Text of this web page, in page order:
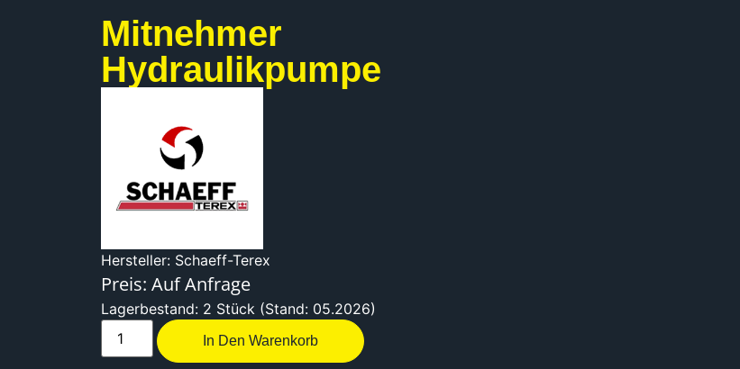
Mitnehmer
Hydraulikpumpe
Hersteller: Schaeff-Terex
Preis: Auf Anfrage
Lagerbestand: 2 Stück (Stand: 05.2026)
In Den Warenkorb